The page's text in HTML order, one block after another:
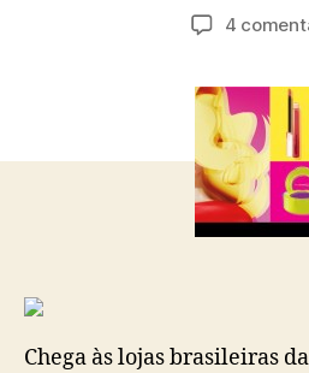
de
4
Chega às lojas brasileiras